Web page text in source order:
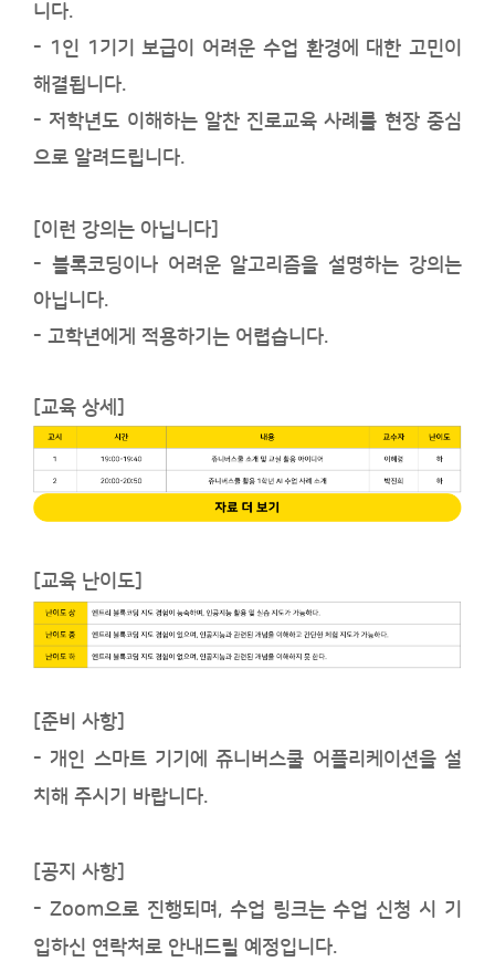
니다.
- 1인 1기기 보급이 어려운 수업 환경에 대한 고민이
해결됩니다.
- 저학년도 이해하는 알찬 진로교육 사례를 현장 중심
으로 알려드립니다.
[이런 강의는 아닙니다]
- 블록코딩이나 어려운 알고리즘을 설명하는 강의는
아닙니다.
- 고학년에게 적용하기는 어렵습니다.
[교육 상세]
[교육 난이도]
[준비 사항]
- 개인 스마트 기기에 쥬니버스쿨 어플리케이션을 설
치해 주시기 바랍니다.
[공지 사항]
- Zoom으로 진행되며, 수업 링크는수업 신청 시 기
입하신 연락처로 안내드릴 예정입니다.